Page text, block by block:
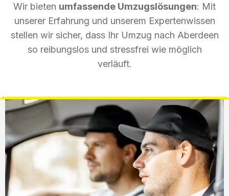
Wir bieten umfassende Umzugslösungen: Mit
unserer Erfahrung und unserem Expertenwissen
stellen wir sicher, dass Ihr Umzug nach Aberdeen
so reibungslos und stressfrei wie möglich
verläuft.